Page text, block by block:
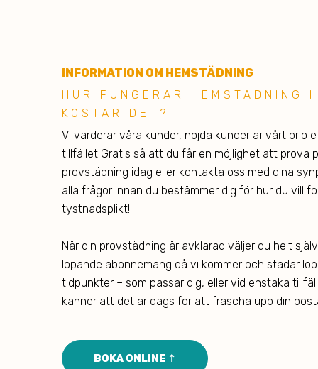
INFORMATION OM HEMSTÄDNING
HUR FU NGERAR HEMSTÄDNING
KOSTAR DET?
Vi värderar våra kunder, nöjda kunder är vårt prio
tillfället Gratis så att du får en möjlighet att prova
provstädning idag eller kontakta oss med dina
alla frågor innan du bestämmer dig för hur du vill
tystnadsplikt!
När din provstädning är avklarad väljer du helt
löpande abonnemang då vi kommer och städar
tidpunkter – som passar dig, eller vid enstaka
känner att det är dags för att fräscha upp din
BOKA ONLINE ⇡